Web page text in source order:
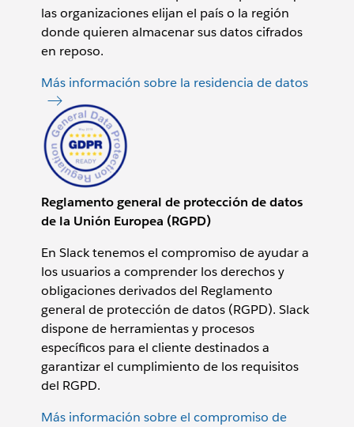
las organizaciones elijan el país o la región
donde quieren almacenar sus datos cifrados
en reposo.
Más información sobre la residencia de datos
Reglamento general de protección de datos
de la Unión Europea (RGPD)
En Slack tenemos el compromiso de ayudar a
los usuarios a comprender los derechos y
obligaciones derivados del Reglamento
general de protección de datos (RGPD). Slack
dispone de herramientas y procesos
específicos para el cliente destinados a
garantizar el cumplimiento de los requisitos
del RGPD.
Más información sobre el compromiso de